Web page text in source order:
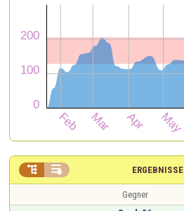
ERGEBNISSE
 
Gegner